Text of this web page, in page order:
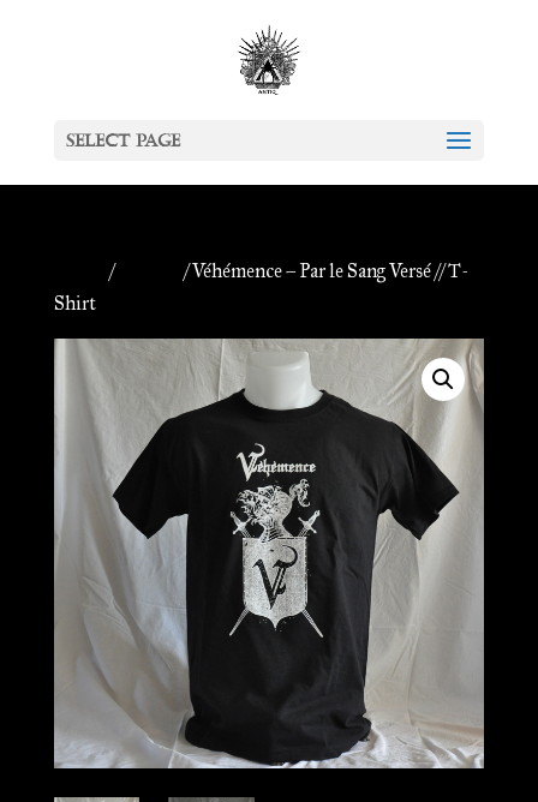
Select Page
/
/ Véhémence – Par le Sang Versé // T-
Shirt